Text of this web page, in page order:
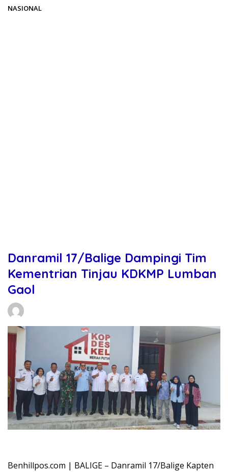
NASIONAL
Danramil 17/Balige Dampingi Tim
Kementrian Tinjau KDKMP Lumban
Gaol
Benhillpos.com | BALIGE – Danramil 17/Balige Kapten